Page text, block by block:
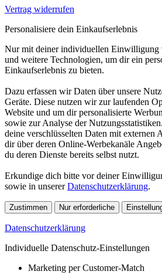
Vertrag widerrufen
Personalisiere dein Einkaufserlebnis
Nur mit deiner individuellen Einwilligung
und weitere Technologien, um dir ein
Einkaufserlebnis zu bieten.
Dazu erfassen wir Daten über unsere
Geräte. Diese nutzen wir zur laufenden
Website und um dir personalisierte
sowie zur Analyse der
deine verschlüsselten Daten mit externen
dir über deren Online-Werbekanäle
du deren Dienste bereits selbst nutzt.
Erkundige dich bitte vor deiner
sowie in unsererDatenschutzerklärung.
Zustimmen Nur erforderliche
Datenschutzerklärung
Individuelle Datenschutz-Einstellungen
Marketing per Customer-Match